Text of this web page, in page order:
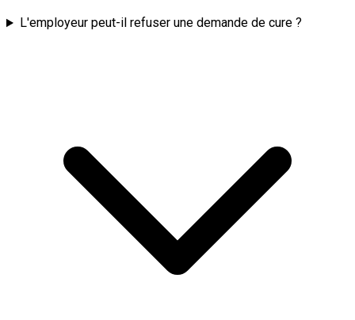
L'employeur peut-il refuser une demande de cure ?